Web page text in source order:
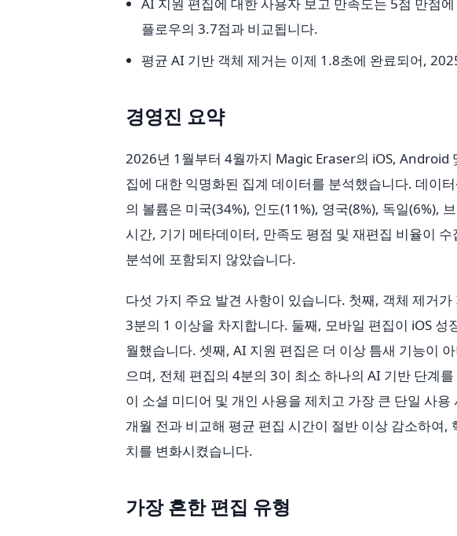
AI 지원 편집에 대한 사용자 보고 만족도는 5점 만점
플로우의 3.7점과 비교됩니다.
평균 AI 기반 객체 제거는 이제 1.8초에 완료되어,
경영진 요약
2026년 1월부터 4월까지 Magic Eraser의 iOS, Android
집에 대한 익명화된 집계 데이터를 분석했습니다. 데이
의 볼륨은 미국(34%), 인도(11%), 영국(8%), 독일(6%),
시간, 기기 메타데이터, 만족도 평점 및 재편집 비율이
분석에 포함되지 않았습니다.
다섯 가지 주요 발견 사항이 있습니다. 첫째, 객체 제거
3분의 1 이상을 차지합니다. 둘째, 모바일 편집이 iOS
월했습니다. 셋째, AI 지원 편집은 더 이상 틈새 기능이
으며, 전체 편집의 4분의 3이 최소 하나의 AI 기반 단계
이 소셜 미디어 및 개인 사용을 제치고 가장 큰 단일 사
개월 전과 비교해 평균 편집 시간이 절반 이상 감소하여
치를 변화시켰습니다.
가장 흔한 편집 유형